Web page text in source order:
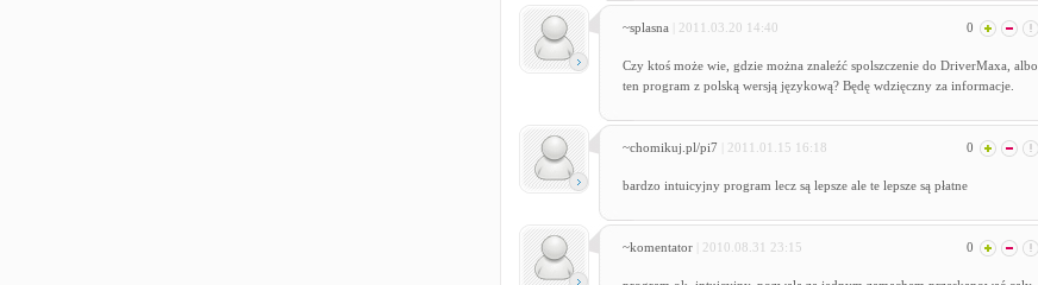
~splasna | 2011.03.20 14:40 0
Czy ktoś może wie, gdzie można znaleźć spolszczenie do DriverMaxa, albo
ten program z polską wersją językową? Będę wdzięczny za informacje.
~chomikuj.pl/pi7 | 2011.01.15 16:18 0
bardzo intuicyjny program lecz są lepsze ale te lepsze są płatne
~komentator | 2010.08.31 23:15 0